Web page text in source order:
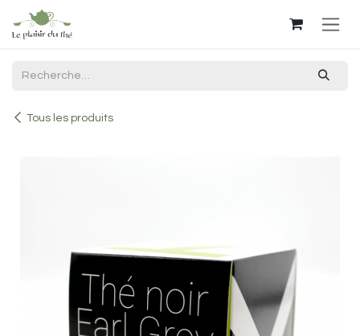
Se rendre au contenu
Tous les produits